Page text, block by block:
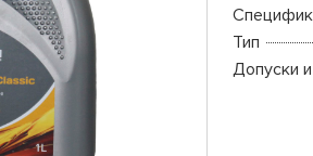
Тип
Допуски